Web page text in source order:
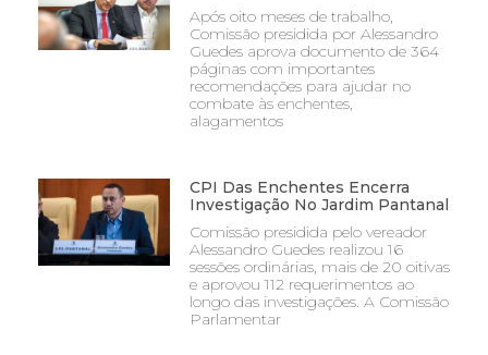
Após oito meses de trabalho,
Comissão presidida por Alessandro
Guedes aprova documento de 364
páginas com importantes
recomendações para ajudar no
combate às enchentes,
alagamentos
CPI Das Enchentes Encerra
Investigação No Jardim Pantanal
Comissão presidida pelo vereador
Alessandro Guedes realizou 16
sessões ordinárias, mais de 20 oitivas
e aprovou 112 requerimentos ao
longo das investigações. A Comissão
Parlamentar